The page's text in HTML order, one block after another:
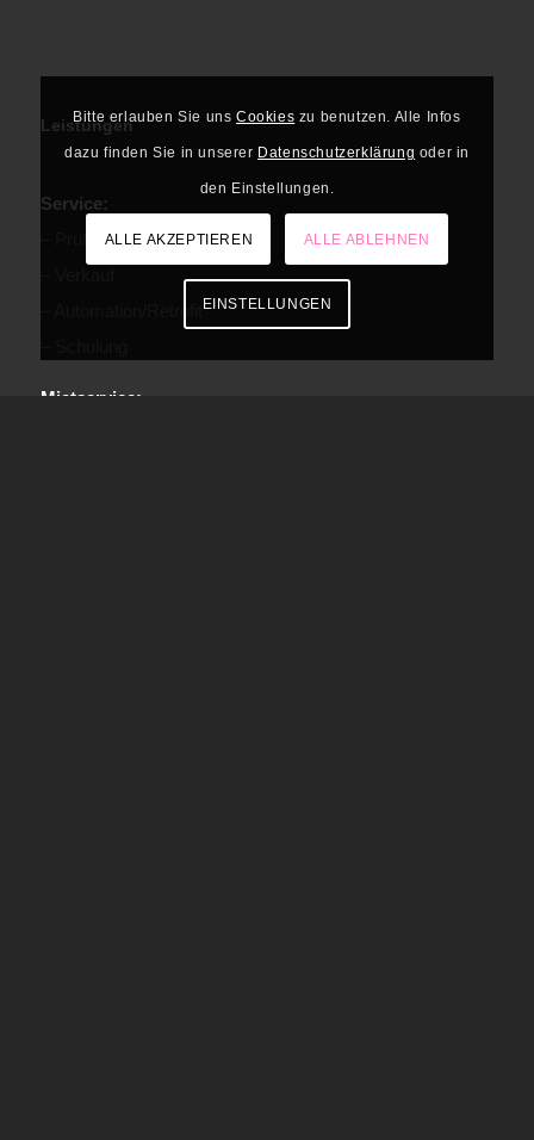
Leistungen
Service:
– Prüfservice/Reparatur
Mietservice:
Bitte erlauben Sie unsCookies zu benutzen. Alle Infos
dazu finden Sie in unserer Datenschutzerklärung oder in
den Einstellungen.
ALLE AKZEPTIEREN ALLE ABLEHNEN
EINSTELLUNGEN